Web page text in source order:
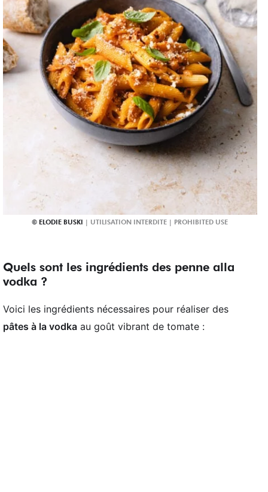
ELODIE BUSKI
Quels sont les ingrédients des penne alla
vodka ?
Voici les ingrédients nécessaires pour réaliser des
pâtes à la vodka au goût vibrant de tomate :